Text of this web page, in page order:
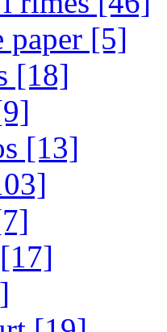
paper [5]
[18]
[13]